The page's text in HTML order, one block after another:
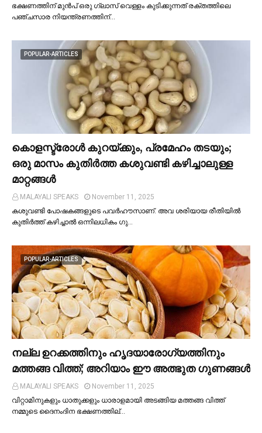
ഭക്ഷണത്തിന് മുന്‍പ് ഒരു ഗ്ലാസ് വെള്ളം കുടിക്കുന്നത് രക്തത്തിലെ
പഞ്ചസാര നിയന്ത്രണത്തിന്…
POPULAR-ARTICLES
കൊളസ്ട്രോള്‍ കുറയ്ക്കും, പ്രമേഹം തടയും;
ഒരു മാസം കുതിര്‍ത്ത കശുവണ്ടി കഴിച്ചാലുള്ള
മാറ്റങ്ങള്‍
MALAYALI SPEAKS
November 11, 2025
കശുവണ്ടി പോഷകങ്ങളുടെ പവർഹൗസാണ്. അവ ശരിയായ രീതിയില്‍
കുതിർത്ത് കഴിച്ചാല്‍ ഒന്നിലധികം ഗു…
POPULAR-ARTICLES
നല്ല ഉറക്കത്തിനും ഹൃദയാരോഗ്യത്തിനും
മത്തങ്ങ വിത്ത്; അറിയാം ഈ അത്ഭുത ഗുണങ്ങള്‍
MALAYALI SPEAKS
November 11, 2025
വിറ്റാമിനുകളും ധാതുക്കളും ധാരാളമായി അടങ്ങിയ മത്തങ്ങ വിത്ത്
നമ്മുടെ ദൈനംദിന ഭക്ഷണത്തില്…